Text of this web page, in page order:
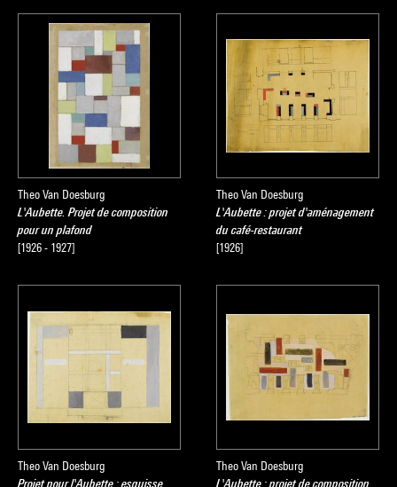
Theo Van Doesburg
L'Aubette. Projet de composition
pour un plafond
[1926 - 1927]
Theo Van Doesburg
L'Aubette : projet d'aménagement
du café-restaurant
[1926]
Theo Van Doesburg
Projet pour l'Aubette : esquisse
Theo Van Doesburg
L'Aubette : projet de composition